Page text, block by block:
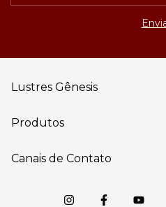
Lustres Gênesis
Produtos
Canais de Contato